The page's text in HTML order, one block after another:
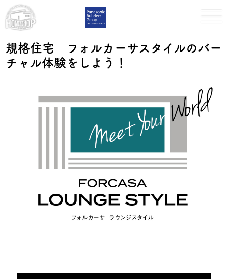
規格住宅 フォルカーサスタイルのバー
チャル体験をしよう！